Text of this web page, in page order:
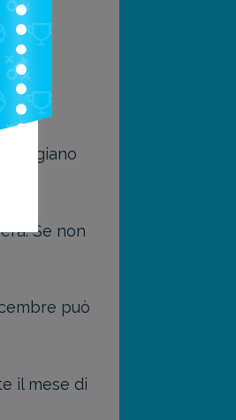
Se non
può
il mese di